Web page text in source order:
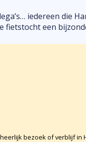
iedereen die
fietstocht een
bezoek of verblijf in